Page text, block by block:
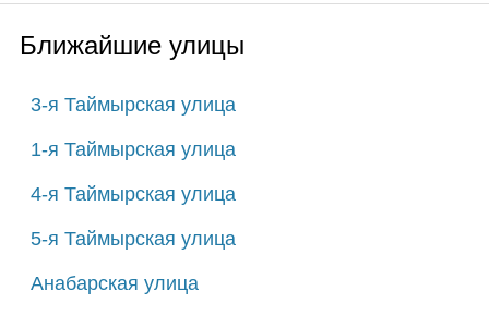
Ближайшие улицы
3-я Таймырская улица
1-я Таймырская улица
4-я Таймырская улица
5-я Таймырская улица
Анабарская улица